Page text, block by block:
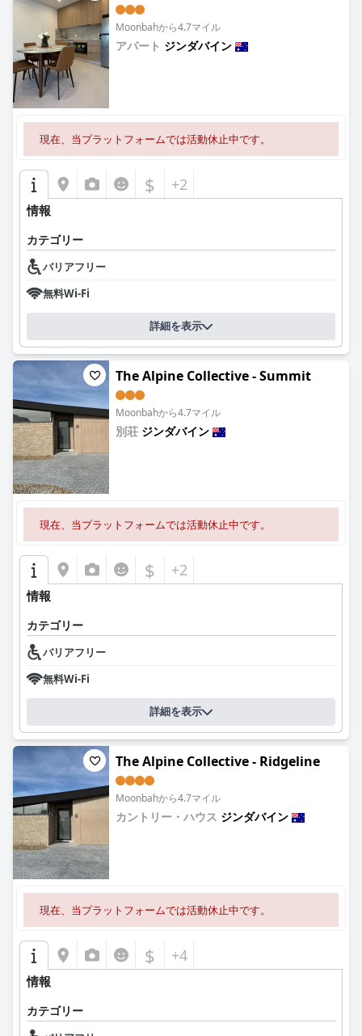
Moonbahから4.7マイル
アパート ジンダバイン
現在、当プラットフォームでは活動休止中です。
$ +2
情報
カテゴリー
バリアフリー
無料Wi-Fi
詳細を表示
The Alpine Collective - Summit
Moonbahから4.7マイル
別荘 ジンダバイン
現在、当プラットフォームでは活動休止中です。
$ +2
情報
カテゴリー
バリアフリー
無料Wi-Fi
詳細を表示
The Alpine Collective - Ridgeline
Moonbahから4.7マイル
カントリー・ハウス ジンダバイン
現在、当プラットフォームでは活動休止中です。
$ +4
情報
カテゴリー